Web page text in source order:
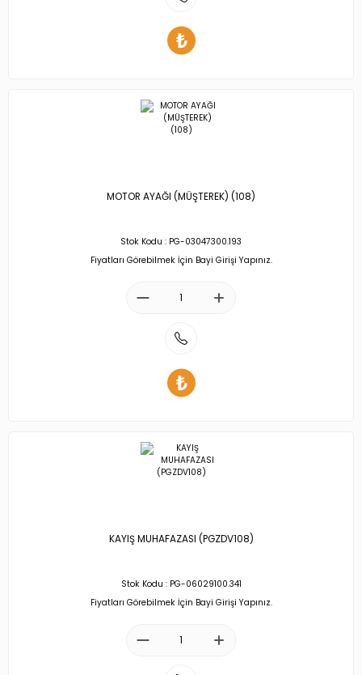
MOTOR AYAĞI (MÜŞTEREK) (108)
Stok Kodu : PG-03047300.193
Fiyatları Görebilmek İçin Bayi Girişi Yapınız.
KAYIŞ MUHAFAZASI (PGZDV108)
Stok Kodu : PG-06029100.341
Fiyatları Görebilmek İçin Bayi Girişi Yapınız.